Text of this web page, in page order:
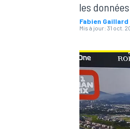
MOTOGP
les
Fabien Gaillard
Mis à jour: 31 oct.